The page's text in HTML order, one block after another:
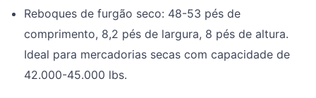
Reboques de furgão seco: 48-53 pés de
comprimento, 8,2 pés de largura, 8 pés de altura.
Ideal para mercadorias secas com capacidade de
42.000-45.000 lbs.